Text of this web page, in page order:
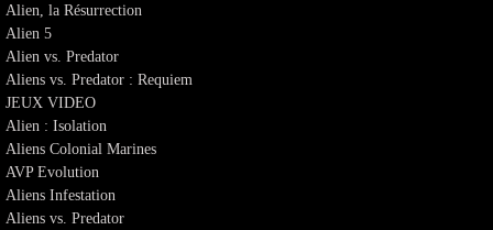
Alien, la Résurrection
Alien 5
Alien vs. Predator
Aliens vs. Predator : Requiem
JEUX VIDEO
Alien : Isolation
Aliens Colonial Marines
AVP Evolution
Aliens Infestation
Aliens vs. Predator